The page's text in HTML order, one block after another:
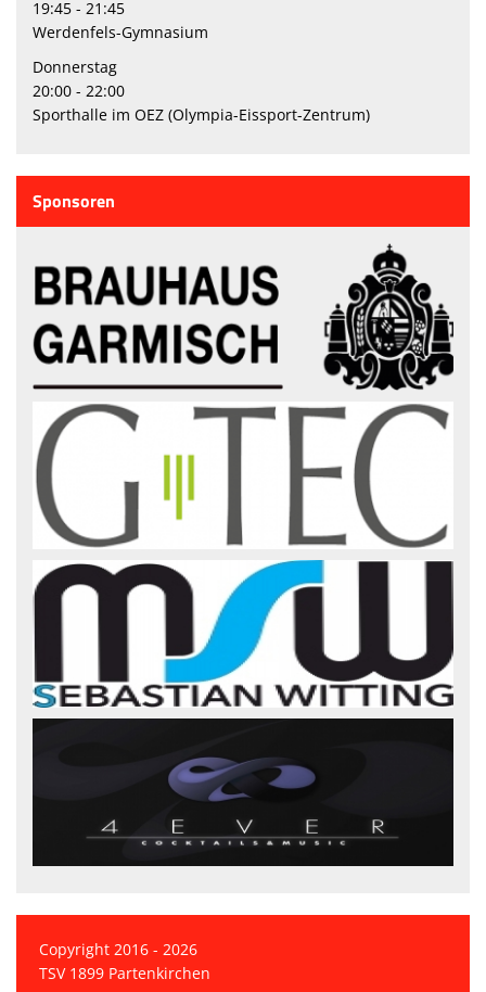
19:45 - 21:45
Werdenfels-Gymnasium
Donnerstag
20:00 - 22:00
Sporthalle im OEZ (Olympia-Eissport-Zentrum)
Sponsoren
Copyright 2016 - 2026
TSV 1899 Partenkirchen